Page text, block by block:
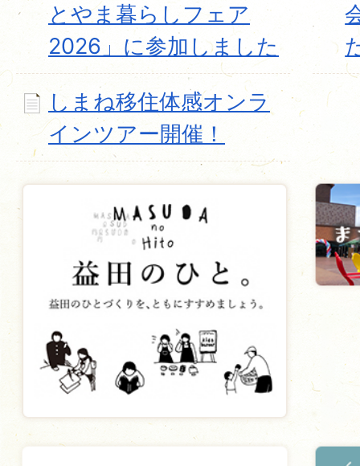
とやま暮らしフェア
2026」に参加しました
しまね移住体感オンラ
インツアー開催！